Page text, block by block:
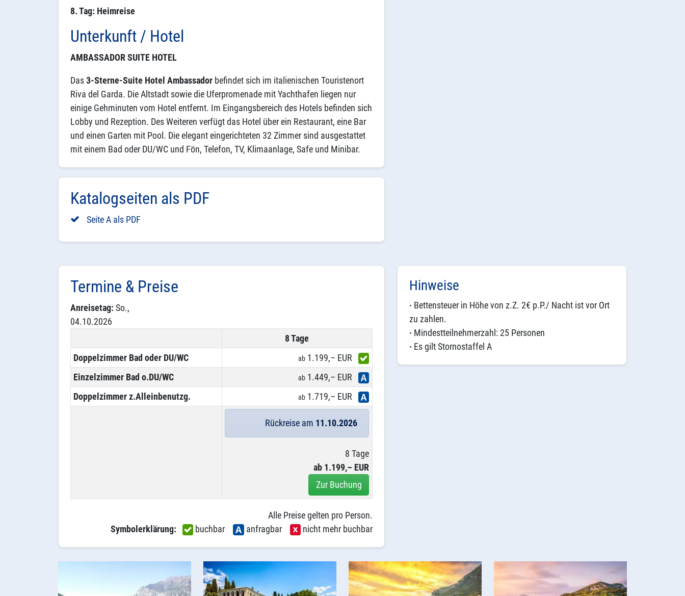
8. Tag: Heimreise
Unterkunft / Hotel
AMBASSADOR SUITE HOTEL
Das3-Sterne-Suite Hotel Ambassadorbefindet sich im italienischen Touristenort
Riva del Garda. Die Altstadt sowie die Uferpromenade mit Yachthafen liegen nur
einige Gehminuten vom Hotel entfernt. Im Eingangsbereich des Hotels befinden sich
Lobby und Rezeption. Des Weiteren verfügt das Hotel über ein Restaurant, eine Bar
und einen Garten mit Pool. Die elegant eingerichteten 32 Zimmer sind ausgestattet
mit einem Bad oder DU/WC und Fön, Telefon, TV, Klimaanlage, Safe und Minibar.
Katalogseiten als PDF
Seite A als PDF
Termine & Preise
Anreisetag: So.,
04.10.2026
8 Tage
Doppelzimmer Bad oder DU/WC
ab1.199,– EUR
Einzelzimmer Bad o.DU/WC
ab1.449,– EUR
Doppelzimmer z.Alleinbenutzg.
ab1.719,– EUR
Rückreise am 11.10.2026
8 Tage
ab 1.199,– EUR
Zur Buchung
Alle Preise gelten pro Person.
Symbolerklärung:
buchbar anfragbar nicht mehr buchbar
Hinweise
· Bettensteuer in Höhe von z.Z. 2€ p.P./ Nacht ist vor Ort
zu zahlen.
· Mindestteilnehmerzahl: 25 Personen
· Es gilt Stornostaffel A